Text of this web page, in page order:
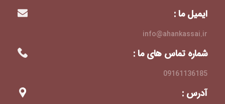
ایمیل ما :
info@ahankassai.ir
شماره تماس های ما :
09161136185
آدرس :